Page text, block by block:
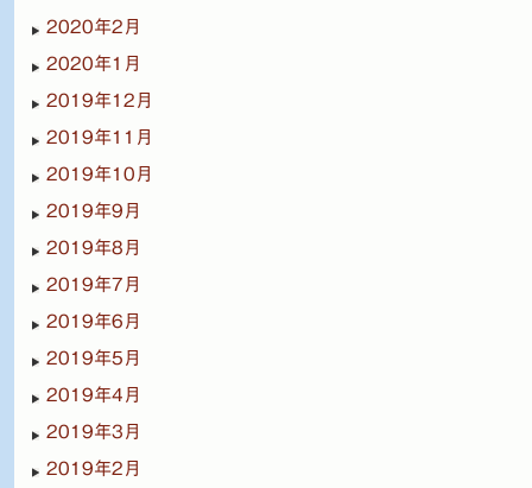
2020年2月
2020年1月
2019年12月
2019年11月
2019年10月
2019年9月
2019年8月
2019年7月
2019年6月
2019年5月
2019年4月
2019年3月
2019年2月